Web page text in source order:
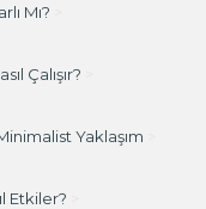
Mı?
Çalışır?
Yaklaşım
Etkiler?